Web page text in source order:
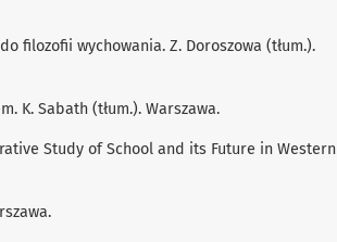
ﬁlozoﬁi wychowania. Z. Doroszowa (tłum.).
K. Sabath (tłum.). Warszawa.
Study of School and its Future in Western